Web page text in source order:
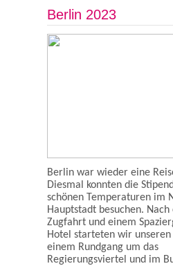
Berlin 2023
Berlin war wieder eine
Diesmal konnten die
schönen Temperaturen im
Hauptstadt besuchen.
Zugfahrt und einem
Hotel starteten wir
einem Rundgang um das
Regierungsviertel und im